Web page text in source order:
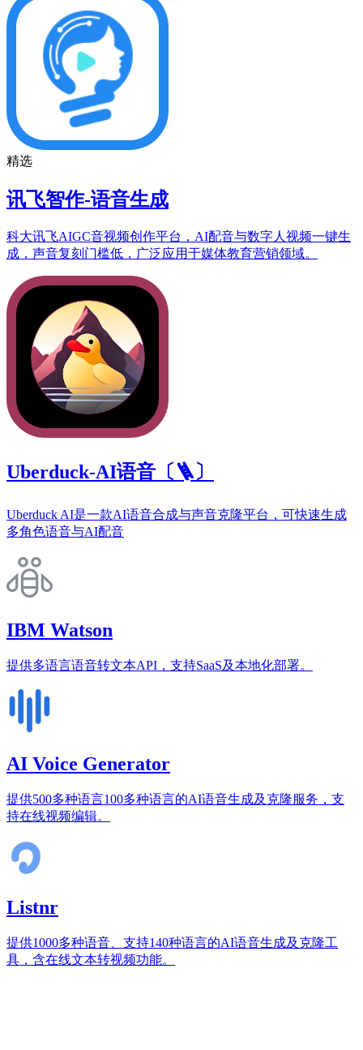
精选
讯飞智作-语音生成
科大讯飞AIGC音视频创作平台，AI配音与数字人视频一键生
成，声音复刻门槛低，广泛应用于媒体教育营销领域。
Uberduck-AI语音〔🪜〕
Uberduck AI是一款AI语音合成与声音克隆平台，可快速生成
多角色语音与AI配音
IBM Watson
提供多语言语音转文本API，支持SaaS及本地化部署。
AI Voice Generator
提供500多种语言100多种语言的AI语音生成及克隆服务，支
持在线视频编辑。
Listnr
提供1000多种语音、支持140种语言的AI语音生成及克隆工
具，含在线文本转视频功能。